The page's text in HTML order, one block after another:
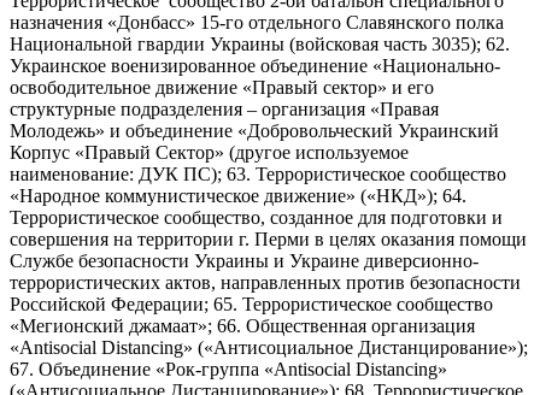
назначения «Донбасс» 15-го отдельного Славянского полка
Национальной гвардии Украины (войсковая часть 3035); 62.
Украинское военизированное объединение «Национально-
освободительное движение «Правый сектор» и его
структурные подразделения – организация «Правая
Молодежь» и объединение «Добровольческий Украинский
Корпус «Правый Сектор» (другое используемое
наименование: ДУК ПС); 63. Террористическое сообщество
«Народное коммунистическое движение» («НКД»); 64.
Террористическое сообщество, созданное для подготовки и
совершения на территории г. Перми в целях оказания помощи
Службе безопасности Украины и Украине диверсионно-
террористических актов, направленных против безопасности
Российской Федерации; 65. Террористическое сообщество
«Мегионский джамаат»; 66. Общественная организация
«Antisocial Distancing» («Антисоциальное Дистанцирование»);
67. Объединение «Рок-группа «Antisocial Distancing»
(«Антисоциальное Дистанцирование»); 68. Террористическое